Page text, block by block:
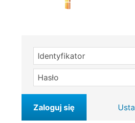
Identyfikator
Hasło
Zaloguj się